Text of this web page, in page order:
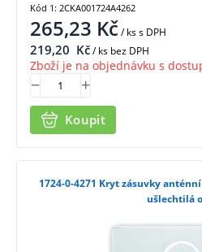
265,23 Kč/ kss DPH
219,20 Kč/ ks bez DPH
Zboží je na objednávku s
Koupit
Kód 1: 2CKA001724A4262
1724-0-4271 Kryt zásuvky anténní univerzální s 2 (3) otvory,
ušlechtilá